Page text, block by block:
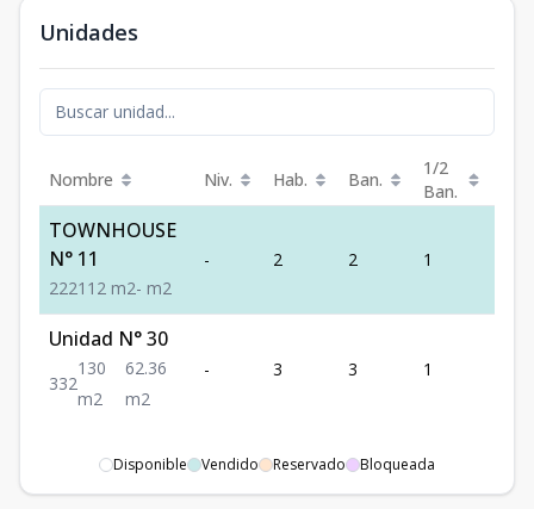
Unidades
Nombre Niv. Hab. Ban.
1/2
Ban.
TOWNHOUSE
N° 11
222112 m2- m2
- 2 2 1
Unidad N° 30
332
130
m2
62.36
m2
- 3 3 1
Disponible Vendido Reservado Bloqueada